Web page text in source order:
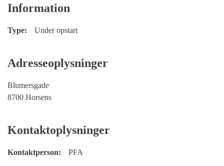
Information
Type: Under opstart
Adresseoplysninger
Blumersgade
8700 Horsens
Kontaktoplysninger
Kontaktperson: PFA